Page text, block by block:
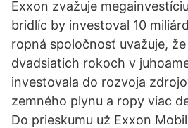
Exxon zvažuje
bridlíc by investoval 10
ropná spoločnosť uvažuje,
dvadsiatich rokoch v
investovala do rozvoja
zemného plynu a ropy viac
Do prieskumu už Exxon